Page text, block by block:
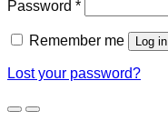
Password *
Remember me Log in
Lost your password?